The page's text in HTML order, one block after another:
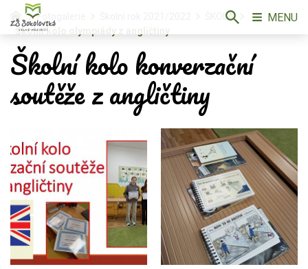
Fotogalerie
ŠKOLA
Školní kolo olympiády z angličtiny
Školní kolo konverzační
soutěže z angličtiny
MENU